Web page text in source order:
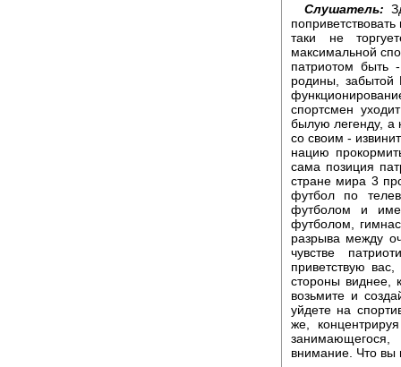
Слушатель:
таки не
максимальной
патриотом быть
родины, забытой
спортсмен
былую легенду, а
со своим -
нацию
сама позиция
стране мира 3
футбол по
футболом и
футболом,
разрыва между
чувстве
приветствую
стороны виднее,
возьмите и
уйдете на
же,
внимание. Что вы